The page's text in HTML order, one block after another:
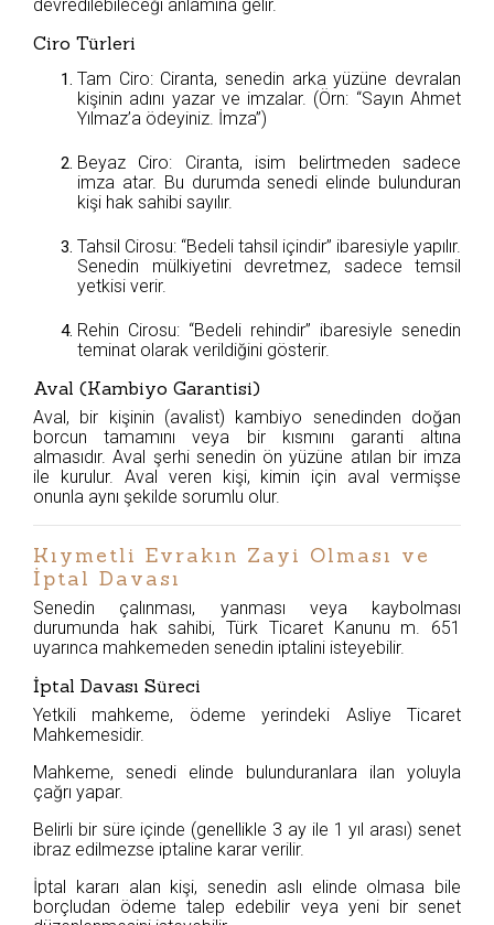
devredilebileceği anlamına gelir.
Ciro Türleri
Tam Ciro: Ciranta, senedin arka yüzüne devralan
kişinin adını yazar ve imzalar. (Örn: “Sayın Ahmet
Yılmaz’a ödeyiniz. İmza”)
Beyaz Ciro: Ciranta, isim belirtmeden sadece
imza atar. Bu durumda senedi elinde bulunduran
kişi hak sahibi sayılır.
Tahsil Cirosu: “Bedeli tahsil içindir” ibaresiyle yapılır.
Senedin mülkiyetini devretmez, sadece temsil
yetkisi verir.
Rehin Cirosu: “Bedeli rehindir” ibaresiyle senedin
teminat olarak verildiğini gösterir.
Aval (Kambiyo Garantisi)
Aval, bir kişinin (avalist) kambiyo senedinden doğan
borcun tamamını veya bir kısmını garanti altına
almasıdır. Aval şerhi senedin ön yüzüne atılan bir imza
ile kurulur. Aval veren kişi, kimin için aval vermişse
onunla aynı şekilde sorumlu olur.
Kıymetli Evrakın Zayi Olması ve
İptal Davası
Senedin çalınması, yanması veya kaybolması
durumunda hak sahibi, Türk Ticaret Kanunu m. 651
uyarınca mahkemeden senedin iptalini isteyebilir.
İptal Davası Süreci
Yetkili mahkeme, ödeme yerindeki Asliye Ticaret
Mahkemesidir.
Mahkeme, senedi elinde bulunduranlara ilan yoluyla
çağrı yapar.
Belirli bir süre içinde (genellikle 3 ay ile 1 yıl arası) senet
ibraz edilmezse iptaline karar verilir.
İptal kararı alan kişi, senedin aslı elinde olmasa bile
borçludan ödeme talep edebilir veya yeni bir senet